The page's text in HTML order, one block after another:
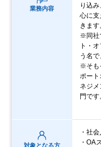
業務内容
り込
心に
きます
※同社
ト・
う名で
※そ
ポート
ネジ
門です
対象となる方
・社
・OA